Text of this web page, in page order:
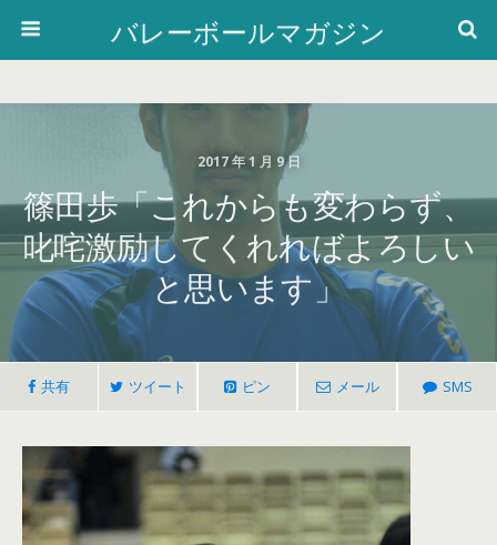
バレーボールマガジン
2017 年 1 月 9 日
篠田歩「これからも変わらず、
叱咤激励してくれればよろしい
と思います」
共有 ツイート ピン メール SMS